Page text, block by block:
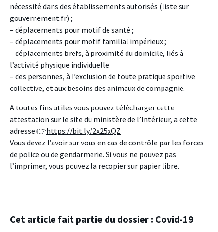
nécessité dans des établissements autorisés (liste sur
gouvernement.fr) ;
– déplacements pour motif de santé ;
– déplacements pour motif familial impérieux ;
– déplacements brefs, à proximité du domicile, liés à
l’activité physique individuelle
– des personnes, à l’exclusion de toute pratique sportive
collective, et aux besoins des animaux de compagnie.
A toutes fins utiles vous pouvez télécharger cette
attestation sur le site du ministère de l’Intérieur, a cette
adresse 👉https://bit.ly/2x25xQZ
Vous devez l’avoir sur vous en cas de contrôle par les forces
de police ou de gendarmerie. Si vous ne pouvez pas
l’imprimer, vous pouvez la recopier sur papier libre.
Cet article fait partie du dossier : Covid-19